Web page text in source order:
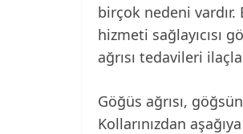
birçok nedeni
hizmeti sağlayıcısı
ağrısı tedavileri
Göğüs ağrısı,
Kollarınızdan